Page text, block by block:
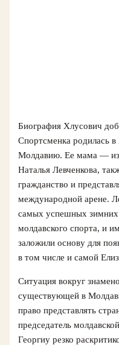
Биография Хлусович
Спортсменка родилась в
Молдавию. Ее мама —
Наталья Левченкова,
гражданство и
международной арене.
самых успешных зимних
молдавского спорта, и
заложили основу для
в том числе и самой
Ситуация вокруг
существующей в
право представлять
председатель
Георгиу резко